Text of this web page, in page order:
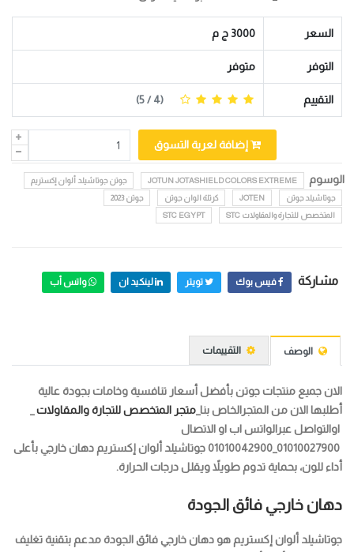
السعر 3000 ج م
التوفر متوفر
التقييم (
4
/ 5)
إضافة لعربة التسوق
الوسوم JOTUN JOTASHIELD COLORS EXTREME
جوتن جوتاشيلد ألوان إكستريم
جوتاشيلد جوتن
JOTEN كرتلة الوان جوتن
جوتن 2023
المتخصص للتجارة والمقاولات STC
STC EGYPT
مشاركة فيس بوك تويتر لينكيد ان واتس أب
الوصف التقييمات
الان جميع منتجات جوتن بأفضل أسعار تنافسية وخامات بجودة عالية
أطلبها الان من المتجرالخاص بنا_ متجر المتخصص للتجارة والمقاولات
اوالتواصل عبرالواتس اب او الاتصال
01010027900_01010042900 جوتاشيلد ألوان إكستريم دهان خارجي بأعلى
أداء للون، بحماية تدوم طويلاً ويقلل درجات الحرارة.
دهان خارجي فائق الجودة
جوتاشيلد ألوان إكستريم هو دهان خارجي فائق الجودة مدعم بتقنية تغليف